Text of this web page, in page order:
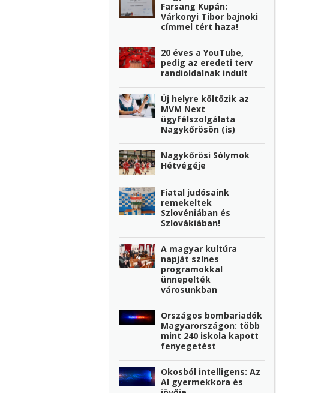
Farsang Kupán:
Várkonyi Tibor bajnoki
címmel tért haza!
20 éves a YouTube,
pedig az eredeti terv
randioldalnak indult
Új helyre költözik az
MVM Next
ügyfélszolgálata
Nagykőrösön (is)
Nagykőrösi Sólymok
Hétvégéje
Fiatal judósaink
remekeltek
Szlovéniában és
Szlovákiában!
A magyar kultúra
napját színes
programokkal
ünnepelték
városunkban
Országos bombariadók
Magyarországon: több
mint 240 iskola kapott
fenyegetést
Okosból intelligens: Az
AI gyermekkora és